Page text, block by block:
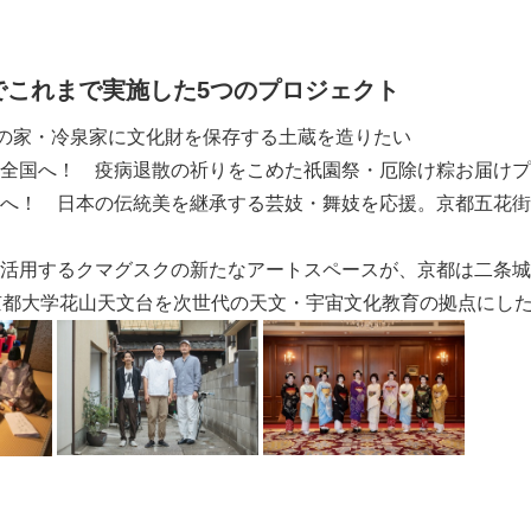
これまで実施した5つのプロジェクト
家・冷泉家に文化財を保存する土蔵を造りたい
国へ！ 疫病退散の祈りをこめた祇園祭・厄除け粽お届け
！ 日本の伝統美を継承する芸妓・舞妓を応援。京都五花
用するクマグスクの新たなアートスペースが、京都は二条
大学花山天文台を次世代の天文・宇宙文化教育の拠点にし